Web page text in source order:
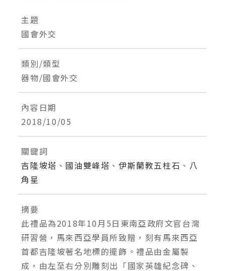
主題
國會外交
類別/類型
器物/國會外交
內容日期
2018/10/05
關鍵詞
吉隆坡塔 、 國油雙峰塔 、伊斯蘭教五柱石 、 八
角星
摘要
此禮品為2018年10月5日東南亞政府文官台灣
研習營，馬來西亞學員所致贈，刻有馬來西亞
首都吉隆坡著名地標的擺飾。禮品由金屬製
成，由左至右分別雕刻出「國家英雄紀念碑、